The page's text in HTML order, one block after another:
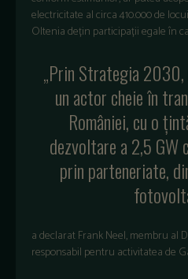
electricitate al circa 410.000 de
Oltenia dețin participații egale în
„Prin Strategia 2030,
un actor cheie în
României, cu o
dezvoltare a 2,5 GW
prin parteneriate,
a declarat Frank Neel, membru al
responsabil pentru activitatea de